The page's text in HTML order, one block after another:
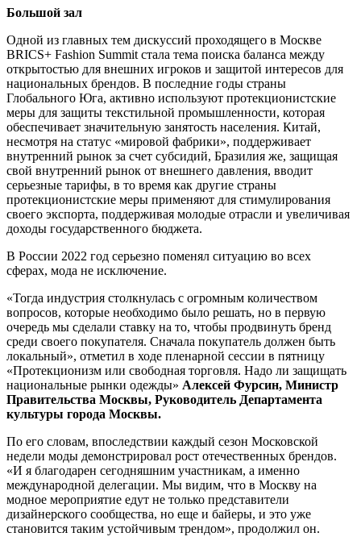
Большой зал
Одной из главных тем дискуссий проходящего в Москве
BRICS+ Fashion Summit стала тема поиска баланса между
открытостью для внешних игроков и защитой интересов для
национальных брендов. В последние годы страны
Глобального Юга, активно используют протекционистские
меры для защиты текстильной промышленности, которая
обеспечивает значительную занятость населения. Китай,
несмотря на статус «мировой фабрики», поддерживает
внутренний рынок за счет субсидий, Бразилия же, защищая
свой внутренний рынок от внешнего давления, вводит
серьезные тарифы, в то время как другие страны
протекционистские меры применяют для стимулирования
своего экспорта, поддерживая молодые отрасли и увеличивая
доходы государственного бюджета.
В России 2022 год серьезно поменял ситуацию во всех
сферах, мода не исключение.
«Тогда индустрия столкнулась с огромным количеством
вопросов, которые необходимо было решать, но в первую
очередь мы сделали ставку на то, чтобы продвинуть бренд
среди своего покупателя. Сначала покупатель должен быть
локальный», отметил в ходе пленарной сессии в пятницу
«Протекционизм или свободная торговля. Надо ли защищать
национальные рынки одежды» Алексей Фурсин, Министр
Правительства Москвы, Руководитель Департамента
культуры города Москвы.
По его словам, впоследствии каждый сезон Московской
недели моды демонстрировал рост отечественных брендов.
«И я благодарен сегодняшним участникам, а именно
международной делегации. Мы видим, что в Москву на
модное мероприятие едут не только представители
дизайнерского сообщества, но еще и байеры, и это уже
становится таким устойчивым трендом», продолжил он.